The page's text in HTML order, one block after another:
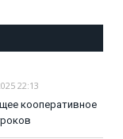
22:13
кооперативное